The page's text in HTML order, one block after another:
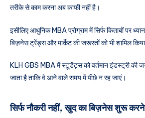
तरीके से काम करना अब काफी नहीं है।
इसीलिए आधुनिक MBA प्रोग्राम में सिर्फ किताबों पर
बिज़नेस ट्रेंड्स और मार्केट की जरूरतों को भी शामिल
KLH GBS MBA में स्टूडेंट्स को वर्तमान इंडस्ट्री की
जाता है ताकि वे आने वाले समय में पीछे न रह जाएं।
सिर्फ नौकरी नहीं, खुद का बिज़नेस शुरू करने